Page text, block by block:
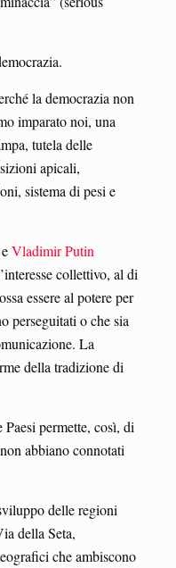
la democrazia non
imparato noi, una
tutela delle
apicali,
sistema di pesi e
Vladimir Putin
collettivo, al di
essere al potere per
perseguitati o che sia
La
della tradizione di
permette, così, di
abbiano connotati
delle regioni
della Seta,
che ambiscono